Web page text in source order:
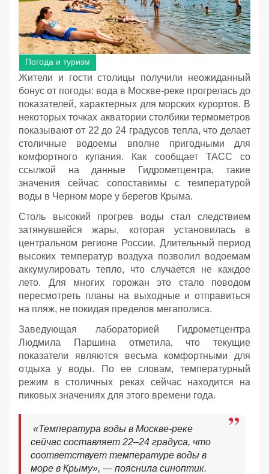
Погода и туризм
Жители и гости столицы получили неожиданный
бонус от погоды: вода в Москве-реке прогрелась до
показателей, характерных для морских курортов. В
некоторых точках акватории столбики термометров
показывают от 22 до 24 градусов тепла, что делает
столичные водоемы вполне пригодными для
комфортного купания. Как сообщает ТАСС со
ссылкой на данные Гидрометцентра, такие
значения сейчас сопоставимы с температурой
воды в Черном море у берегов Крыма.
Столь высокий прогрев воды стал следствием
затянувшейся жары, которая установилась в
центральном регионе России. Длительный период
высоких температур воздуха позволил водоемам
аккумулировать тепло, что случается не каждое
лето. Для многих горожан это стало поводом
пересмотреть планы на выходные и отправиться
на пляж, не покидая пределов мегаполиса.
Заведующая лабораторией Гидрометцентра
Людмила Паршина отметила, что текущие
показатели являются весьма комфортными для
отдыха у воды. По ее словам, температурный
режим в столичных реках сейчас находится на
пиковых значениях для этого времени года.
«Температура воды в Москве-реке
сейчас составляет 22–24 градуса, что
соответствует температуре воды в
море в Крыму», — пояснила синоптик.